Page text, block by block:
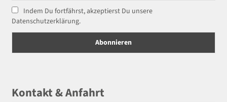
Indem Du fortfährst, akzeptierst Du unsere
Datenschutzerklärung.
Kontakt & Anfahrt